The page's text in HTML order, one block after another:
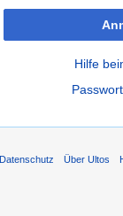
Hilfe
Datenschutz Über Ultos